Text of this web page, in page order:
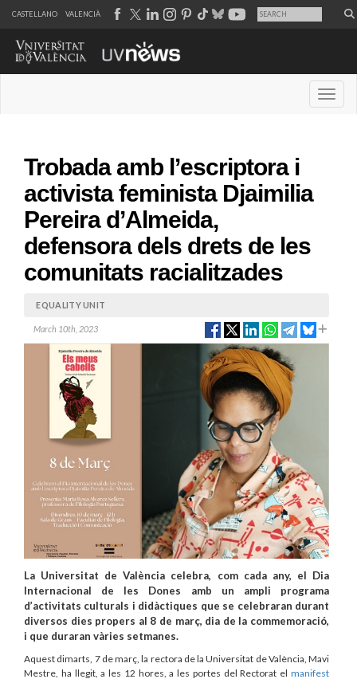
CASTELLANO VALENCIÀ
Trobada amb l’escriptora i
activista feminista Djaimilia
Pereira d’Almeida,
defensora dels drets de les
comunitats racialitzades
EQUALITY UNIT
March 10th, 2023
La Universitat de València celebra, com cada any, el Dia
Internacional de les Dones amb un ampli programa
d’activitats culturals i didàctiques que se celebraran durant
diversos dies propers al 8 de març, dia de la commemoració,
i que duraran vàries setmanes.
Aquest dimarts, 7 de març, la rectora de la Universitat de València, Mavi
Mestre, ha llegit, a les 12 hores, a les portes del Rectorat el manifest